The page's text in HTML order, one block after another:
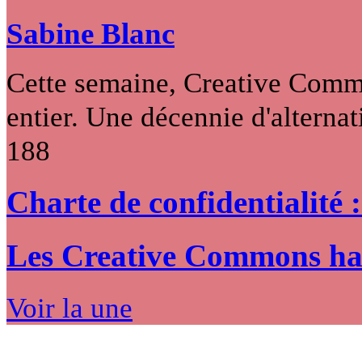
Sabine Blanc
Cette semaine, Creative
entier. Une décennie
188
Charte de confidentialité
Les Creative Commons
Voir la une